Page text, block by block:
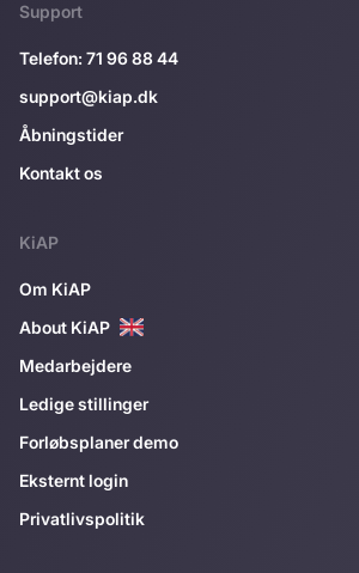
Support
Telefon: 71 96 88 44
support@kiap.dk
Åbningstider
Kontakt os
KiAP
Om KiAP
About KiAP
Medarbejdere
Ledige stillinger
Forløbsplaner demo
Eksternt login
Privatlivspolitik